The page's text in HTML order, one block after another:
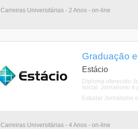
Carreiras Universitárias - 2 Anos - on-line
Graduação
Estácio
Diploma oferecido
social. Jornalismo é
Estudar Jornalismo
Carreiras Universitárias - 4 Anos - on-line